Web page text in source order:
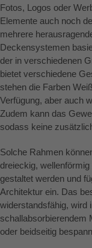
Fotos, Logos oder
Elemente auch noch
mehrere
Deckensystemen
der in verschiedenen
bietet verschiedene
stehen die Farben
Verfügung, aber auch
Zudem kann das
sodass keine
Solche Rahmen
dreieckig,
gestaltet werden und
Architektur ein. Das
widerstandsfähig, wird
schallabsorbierendem
oder beidseitig